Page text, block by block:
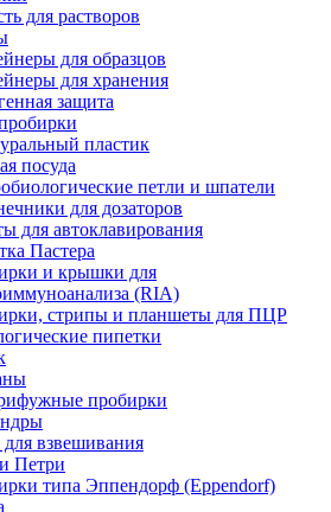
для растворов
для образцов
для хранения
защита
пластик
посуда
петли и шпатели
для дозаторов
для автоклавирования
Пастера
и крышки для
(RIA)
стрипы и планшеты для ПЦР
пипетки
пробирки
взвешивания
Петри
типа Эппендорф (Eppendorf)